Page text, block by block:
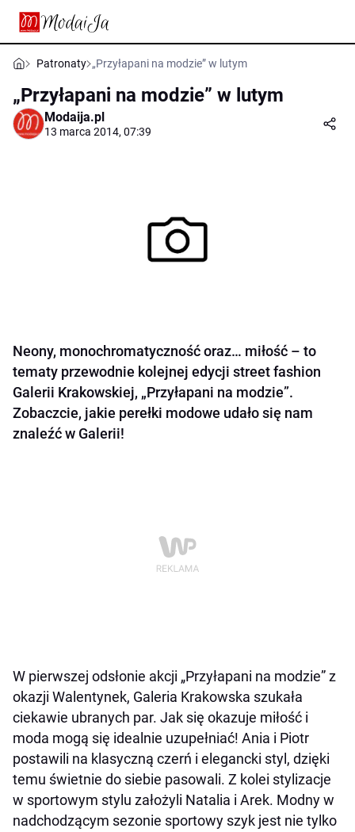
Patronaty „Przyłapani na modzie” w lutym
„Przyłapani na modzie” w lutym
Modaija.pl
13 marca 2014, 07:39
Neony, monochromatyczność oraz… miłość – to
tematy przewodnie kolejnej edycji street fashion
Galerii Krakowskiej, „Przyłapani na modzie”.
Zobaczcie, jakie perełki modowe udało się nam
znaleźć w Galerii!
W pierwszej odsłonie akcji „Przyłapani na modzie” z
okazji Walentynek, Galeria Krakowska szukała
ciekawie ubranych par. Jak się okazuje miłość i
moda mogą się idealnie uzupełniać! Ania i Piotr
postawili na klasyczną czerń i elegancki styl, dzięki
temu świetnie do siebie pasowali. Z kolei stylizacje
w sportowym stylu założyli Natalia i Arek. Modny w
nadchodzącym sezonie sportowy szyk jest nie tylko